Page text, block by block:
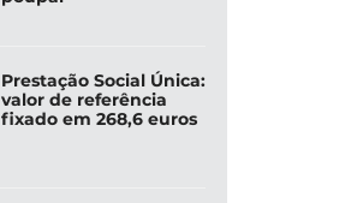
Prestação Social Única:
valor de referência
fixado em 268,6 euros